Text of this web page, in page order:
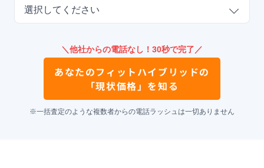
選択してください
＼他社からの電話なし！30秒で完了／
あなたのフィットハイブリッドの
「現状価格」を知る
※一括査定のような複数者からの電話ラッシュは一切ありません